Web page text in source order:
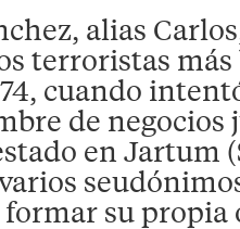
alias
terroristas
cuando
de negocios
en Jartum
su propia